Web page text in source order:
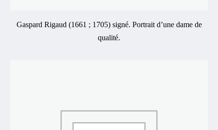
Gaspard Rigaud (1661 ; 1705) signé. Portrait d’une dame de
qualité.